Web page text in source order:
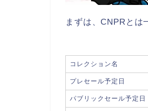
まずは、CNPRとは
コレクション名
プレセール予定日
パブリックセール予定日